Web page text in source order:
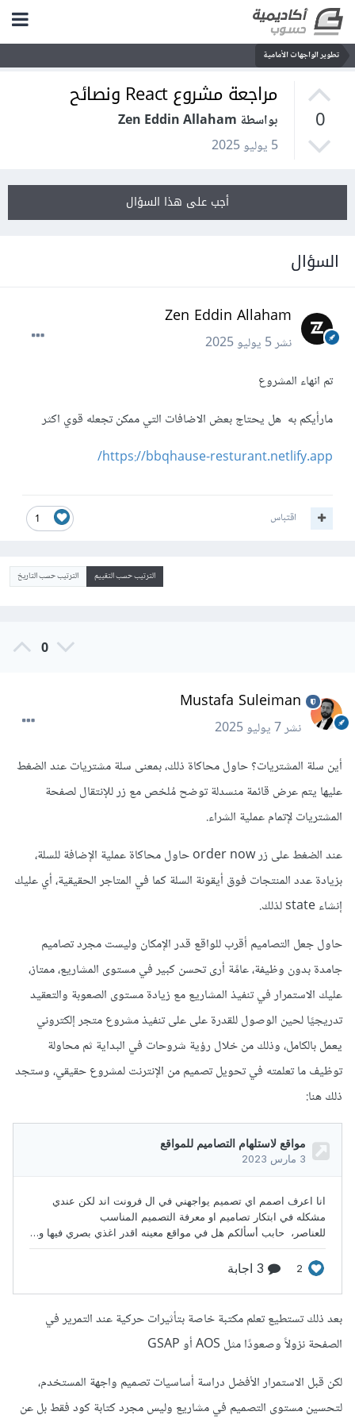
تطوير الواجهات الأمامية
0
مراجعة مشروع React ونصائح
بواسطة Zen Eddin Allaham
5 يوليو 2025
أجب على هذا السؤال
السؤال
Zen Eddin Allaham
نشر5 يوليو 2025
تم انهاء المشروع
مارأيكم به هل يحتاج بعض الاضافات التي ممكن تجعله قوي اكثر
https://bbqhause-resturant.netlify.app/
1 اقتباس
الترتيب حسب التقييم الترتيب حسب التاريخ
0
Mustafa Suleiman
نشر7 يوليو 2025
أين سلة المشتريات؟ حاول محاكاة ذلك، بمعنى سلة مشتريات عند الضغط
عليها يتم عرض قائمة منسدلة توضح مُلخص مع زر للإنتقال لصفحة
المشتريات لإتمام عملية الشراء.
عند الضغط على زر order now حاول محاكاة عملية الإضافة للسلة،
بزيادة عدد المنتجات فوق أيقونة السلة كما في المتاجر الحقيقية، أي عليك
إنشاء state لذلك.
حاول جعل التصاميم أقرب للواقع قدر الإمكان وليست مجرد تصاميم
جامدة بدون وظيفة، عامًة أرى تحسن كبير في مستوى المشاريع، ممتاز،
عليك الاستمرار في تنفيذ المشاريع مع زيادة مستوى الصعوبة والتعقيد
تدريجيًا لحين الوصول للقدرة على على تنفيذ مشروع متجر إلكتروني
يعمل بالكامل، وذلك من خلال رؤية شروحات في البداية ثم محاولة
توظيف ما تعلمته في تحويل تصميم من الإنترنت لمشروع حقيقي، وستجد
ذلك هنا:
بعد ذلك تستطيع تعلم مكتبة خاصة بتأثيرات حركية عند التمرير في
الصفحة نزولاً وصعودًا مثل AOS أو GSAP
لكن قبل الاستمرار الأفضل دراسة أساسيات تصميم واجهة المستخدم،
لتحسين مستوى التصميم في مشاريع وليس مجرد كتابة كود فقط بل عن